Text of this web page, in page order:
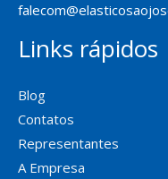
Links rápidos
Blog
Contatos
Representantes
A Empresa